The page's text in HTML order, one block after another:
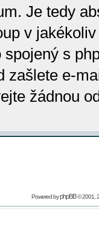
Je tedy
v
s
zašlete e-
žádnou
Powered byphpBB© 2001,